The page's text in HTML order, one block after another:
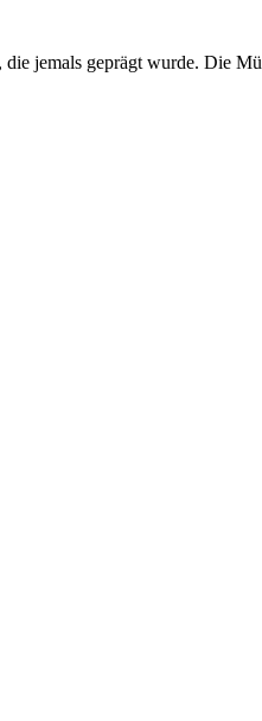
jemals geprägt wurde. Die